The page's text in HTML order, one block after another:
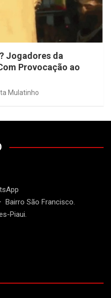
Jogadores da
Provocação ao
Mulatinho
Bairro São Francisco.
Piaui.